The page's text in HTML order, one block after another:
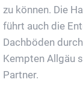
zu können. Die
führt auch die
Dachböden
Kempten Allgäu
Partner.